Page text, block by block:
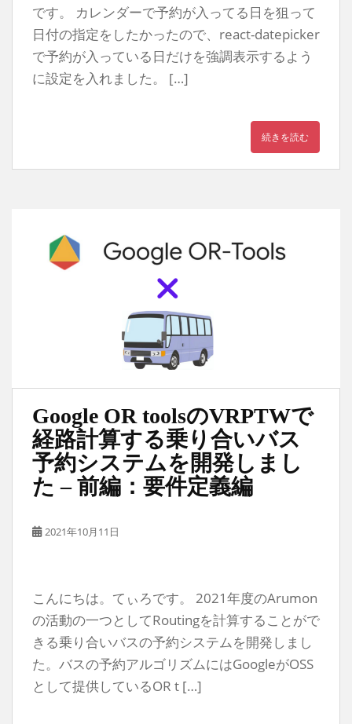
です。 カレンダーで予約が入ってる日を狙って
日付の指定をしたかったので、react-datepicker
で予約が入っている日だけを強調表示するよう
に設定を入れました。 […]
続きを読む
Google OR toolsのVRPTWで
経路計算する乗り合いバス
予約システムを開発しまし
た – 前編：要件定義編
2021年10月11日
こんにちは。てぃろです。 2021年度のArumon
の活動の一つとしてRoutingを計算することがで
きる乗り合いバスの予約システムを開発しまし
た。バスの予約アルゴリズムにはGoogleがOSS
として提供しているOR t […]